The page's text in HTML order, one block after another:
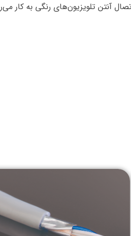
آنتن تلویزیون‌های رنگی به کار